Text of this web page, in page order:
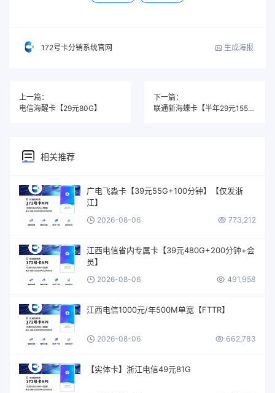
172号卡分销系统官网 生成海报
上一篇：
电信海醒卡【29元80G】
下一篇：
联通新海蝶卡【半年29元155G】
相关推荐
广电飞淼卡【39元55G+100分钟】【仅发浙
江】
2026-08-06 773,212
江西电信省内专属卡【39元480G+200分钟+会
员】
2026-08-06 491,958
江西电信1000元/年500M单宽【FTTR】
2026-08-06 662,783
【实体卡】浙江电信49元81G